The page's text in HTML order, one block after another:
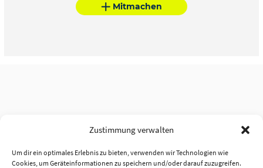
Zustimmung verwalten
Um dir ein optimales Erlebnis zu bieten, verwenden wir Technologien wie
Cookies, um Geräteinformationen zu speichern und/oder darauf zuzugreifen.
Mitmachen